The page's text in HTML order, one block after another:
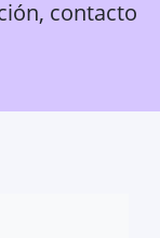
contacto